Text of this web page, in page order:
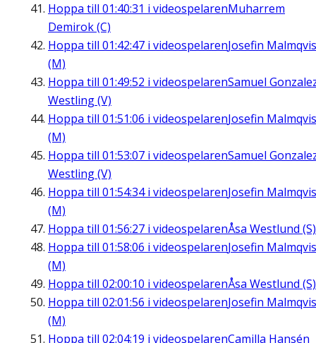
Hoppa till 01:40:31 i videospelarenMuharrem
Demirok (C)
Hoppa till 01:42:47 i videospelarenJosefin
(M)
Hoppa till 01:49:52 i videospelarenSamuel
Westling (V)
Hoppa till 01:51:06 i videospelarenJosefin
(M)
Hoppa till 01:53:07 i videospelarenSamuel
Westling (V)
Hoppa till 01:54:34i videospelarenJosefin
(M)
Hoppa till 01:56:27 i videospelarenÅsa Westlund (S)
Hoppa till 01:58:06 i videospelarenJosefin
(M)
Hoppa till 02:00:10 i videospelarenÅsa Westlund (S)
Hoppa till 02:01:56 i videospelarenJosefin
(M)
Hoppa till 02:04:19 i videospelarenCamilla Hansén